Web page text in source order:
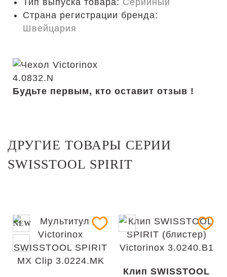
Тип выпуска товара: Серийный
Страна регистрации бренда:
Швейцария
Будьте первым, кто оставит отзыв !
ДРУГИЕ ТОВАРЫ СЕРИИ
SWISSTOOL SPIRIT
NEW
Клип SWISSTOOL